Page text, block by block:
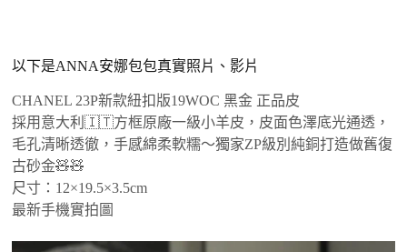
以下是ANNA安娜包包真實照片、影片
CHANEL 23P新款紐扣版19WOC 黑金 正品皮
採用意大利🇮🇹方框原廠一級小羊皮，皮面色澤底光通透，
毛孔清晰透徹，手感綿柔軟糯～獨家ZP級別純銅打造做舊復
古砂金🧸🧸
尺寸：12×19.5×3.5cm
最新手機實拍圖